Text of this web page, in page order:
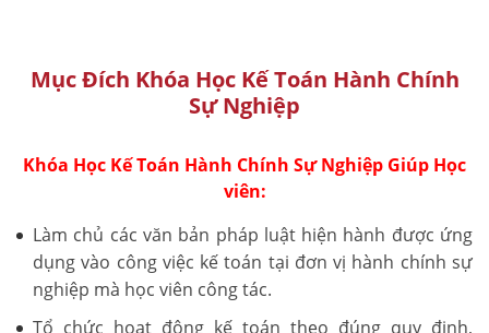
Mục Đích Khóa Học Kế Toán Hành Chính
Sự Nghiệp
Khóa Học Kế Toán Hành Chính Sự Nghiệp Giúp Học
viên:
Làm chủ các văn bản pháp luật hiện hành được ứng
dụng vào công việc kế toán tại đơn vị hành chính sự
nghiệp mà học viên công tác.
Tổ chức hoạt động kế toán theo đúng quy định,